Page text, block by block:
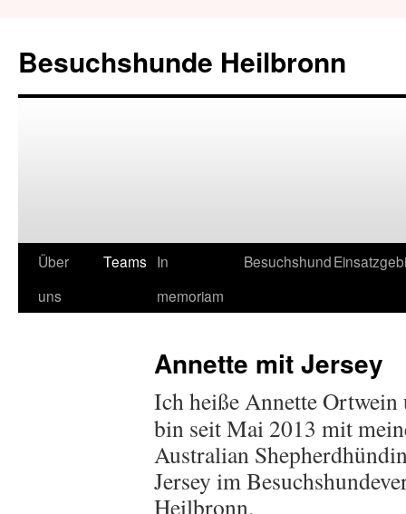
Besuchshunde Heilbronn
Über
uns
Teams In
memoriam
Besuchshund
Annette mit Jersey
Ich heiße Annette Ortwein
bin seit Mai 2013 mit
Australian
Jersey im
Heilbronn.